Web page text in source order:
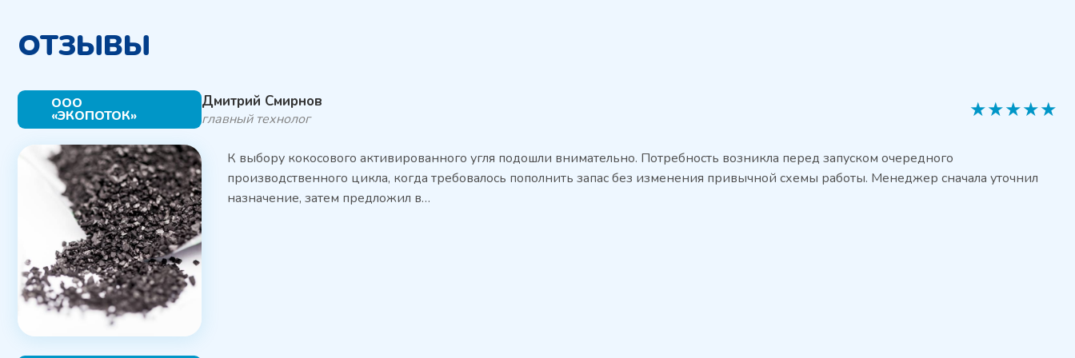
ОТЗЫВЫ
ООО
«ЭКОПОТОК»
Дмитрий Смирнов
главный технолог ★★★★★
К выбору кокосового активированного угля подошли внимательно. Потребность возникла перед запуском очередного
производственного цикла, когда требовалось пополнить запас без изменения привычной схемы работы. Менеджер сначала уточнил
назначение, затем предложил в…